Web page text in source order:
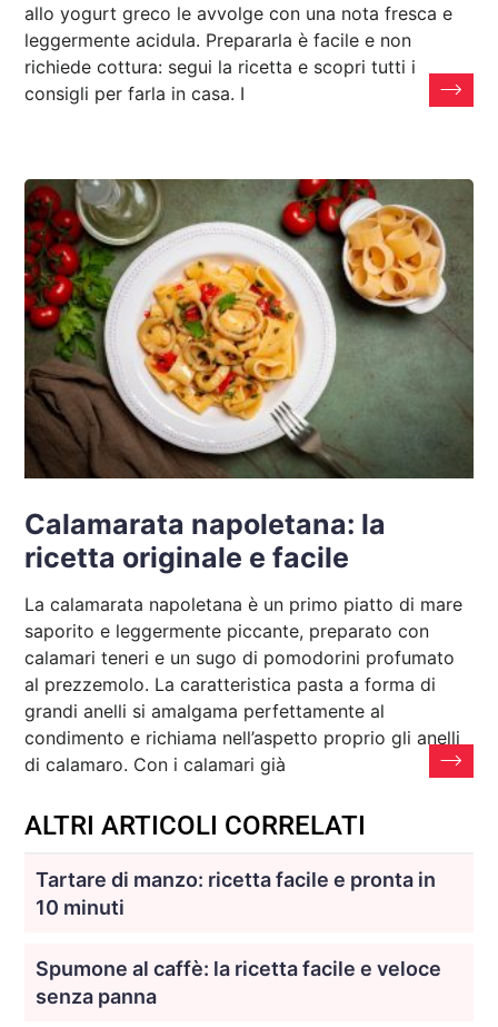
allo yogurt greco le avvolge con una nota fresca e
leggermente acidula. Prepararla è facile e non
richiede cottura: segui la ricetta e scopri tutti i
consigli per farla in casa. I
Calamarata napoletana: la
ricetta originale e facile
La calamarata napoletana è un primo piatto di mare
saporito e leggermente piccante, preparato con
calamari teneri e un sugo di pomodorini profumato
al prezzemolo. La caratteristica pasta a forma di
grandi anelli si amalgama perfettamente al
condimento e richiama nell’aspetto proprio gli anelli
di calamaro. Con i calamari già
ALTRI ARTICOLI CORRELATI
Tartare di manzo: ricetta facile e pronta in
10 minuti
Spumone al caffè: la ricetta facile e veloce
senza panna